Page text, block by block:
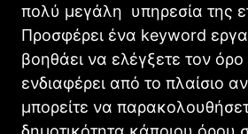
πολύ μεγάλη υπηρεσία της
Προσφέρει ένα keyword
βοηθάει να ελέγξετε τον
ενδιαφέρει από το πλαίσιο
μπορείτε να